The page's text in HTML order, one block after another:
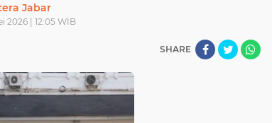
Jabar
2026 | 12:05 WIB
SHARE